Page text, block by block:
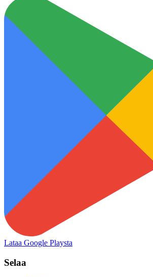
Lataa Google Playsta
Selaa